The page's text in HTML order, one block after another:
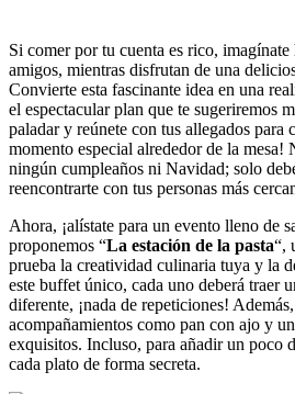
Si comer por tu cuenta es rico,
amigos, mientras disfrutan de una
Convierte esta fascinante idea en una
el espectacular plan que te sugeriremos
paladar y reúnete con tus allegados para
momento especial alrededor de la mesa!
ningún cumpleaños ni Navidad; solo
reencontrarte con tus personas más
Ahora, ¡alístate para un evento lleno de
proponemos “La estación de la pasta“,
prueba la creatividad culinaria tuya y la
este buffet único, cada uno deberá traer
diferente, ¡nada de repeticiones!
acompañamientos como pan con ajo y
exquisitos. Incluso, para añadir un poco
cada plato de forma secreta.